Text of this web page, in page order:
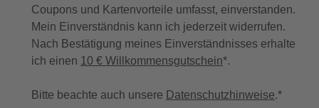
Coupons und Kartenvorteile umfasst, einverstanden.
Mein Einverständnis kann ich jederzeit widerrufen.
Nach Bestätigung meines Einverständnisses erhalte
ich einen 10 € Willkommensgutschein*.
Bitte beachte auch unsere Datenschutzhinweise.